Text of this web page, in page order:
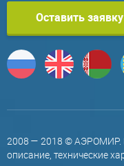
Оставить заявку
2008 — 2018 © АЭРОМИР.
описание, технические